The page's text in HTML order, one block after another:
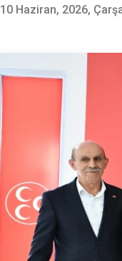
10 Haziran, 2026,